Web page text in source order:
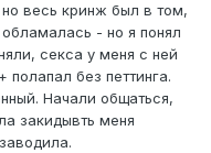
весь кринж был в том,
- но я понял
секса у меня с ней
без петтинга.
Начали общаться,
закидывть меня